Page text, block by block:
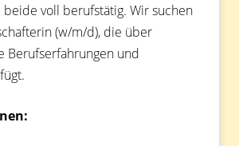
beide voll berufstätig. Wir suchen
(w/m/d), die über
Berufserfahrungen und